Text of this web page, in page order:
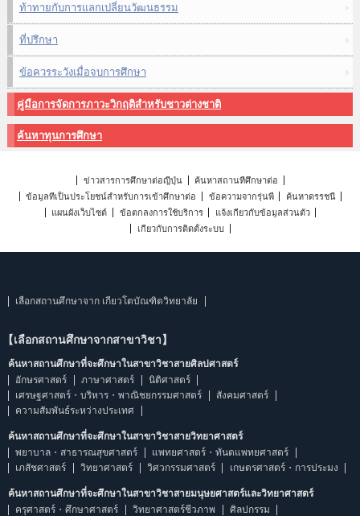
ท้าทายกับการแลกเปลี่ยนวัฒนธรรม
ที่ปรึกษา
ข้อควรระวังเมื่อจบการศึกษา
คู่มือการจัดการภาวะวิกฤติสำหรับชาวต่างชาติ
ค้นหาทุนการศึกษา
ข่าวสารการศึกษาต่อญี่ปุ่น
ค้นหาสถานที่ศึกษาต่อ
ข้อมูลที่เป็นประโยชน์สำหรับการเข้าศึกษาต่อ
ข้อความจากรุ่นพี่
ค้นหาดรรชนี
แผนผังเว็บไซต์
ข้อตกลงการใช้บริการ
แจ้งเกี่ยวกับข้อมูลส่วนตัว
เกี่ยวกับการติดตั้งระบบ
เลือกสถานศึกษาจาก เกียวโตบัณฑิตวิทยาลัย
【เลือกสถานศึกษาจากสาขาวิชา】
ค้นหาสถานศึกษาที่จะศึกษาในสาขาวิชาสายศิลปศาสตร์
อักษรศาสตร์
ภาษาศาสตร์
นิติศาสตร์
เศรษฐศาสตร์・บริหาร・พาณิชยกรรมศาสตร์
สังคมศาสตร์
ความสัมพันธ์ระหว่างประเทศ
ค้นหาสถานศึกษาที่จะศึกษาในสาขาวิชาสายวิทยาศาสตร์
พยาบาล・สาธารณสุขศาสตร์
แพทยศาสตร์・ทันตแพทยศาสตร์
เภสัชศาสตร์
วิทยาศาสตร์ วิศวกรรมศาสตร์ เกษตรศาสตร์・การประมง
ค้นหาสถานศึกษาที่จะศึกษาในสาขาวิชาสายมนุษยศาสตร์และวิทยาศาสตร์
ครุศาสตร์・ศึกษาศาสตร์
วิทยาศาสตร์ชีวภาพ
ศิลปกรรม